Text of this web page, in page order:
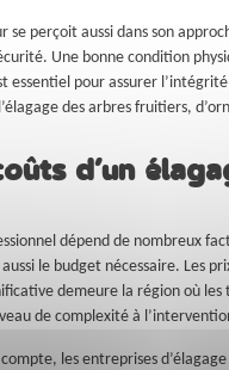
se perçoit aussi dans son
Une bonne condition
essentiel pour assurer
des arbres fruitiers,
d’un
dépend de nombreux
le budget nécessaire. Les
demeure la région où
de complexité à
les entreprises